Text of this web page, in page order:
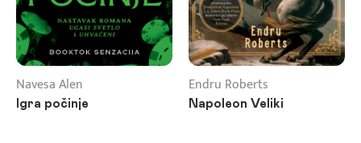
Navesa Alen
Igra počinje
Endru Roberts
Napoleon Veliki